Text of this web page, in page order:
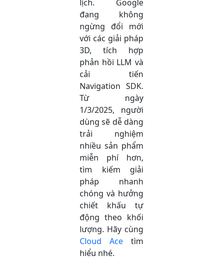
lịch. Google
đang không
ngừng đổi mới
với các giải pháp
3D, tích hợp
phản hồi LLM và
cải tiến
Navigation SDK.
Từ ngày
1/3/2025, người
dùng sẽ dễ dàng
trải nghiệm
nhiều sản phẩm
miễn phí hơn,
tìm kiếm giải
pháp nhanh
chóng và hưởng
chiết khấu tự
động theo khối
lượng. Hãy cùng
Cloud Ace tìm
hiểu nhé.